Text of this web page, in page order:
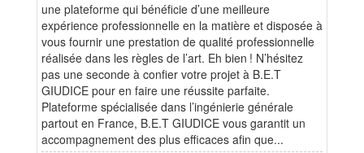
une plateforme qui bénéficie d’une meilleure
expérience professionnelle en la matière et disposée à
vous fournir une prestation de qualité professionnelle
réalisée dans les règles de l’art. Eh bien ! N’hésitez
pas une seconde à confier votre projet à B.E.T
GIUDICE pour en faire une réussite parfaite.
Plateforme spécialisée dans l’ingénierie générale
partout en France, B.E.T GIUDICE vous garantit un
accompagnement des plus efficaces afin que...